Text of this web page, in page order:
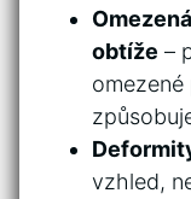
obtíže –
vzhled,‌